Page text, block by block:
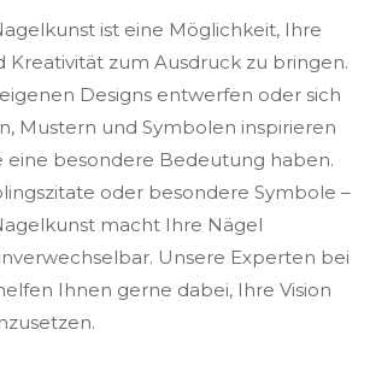
ist eine Möglichkeit, Ihre
Kreativität zum Ausdruck zu bringen.
Designs entwerfen oder sich
Mustern und Symbolen inspirieren
eine besondere Bedeutung haben.
oder besondere Symbole –
macht Ihre Nägel
Unsere Experten bei
Ihnen gerne dabei, Ihre Vision